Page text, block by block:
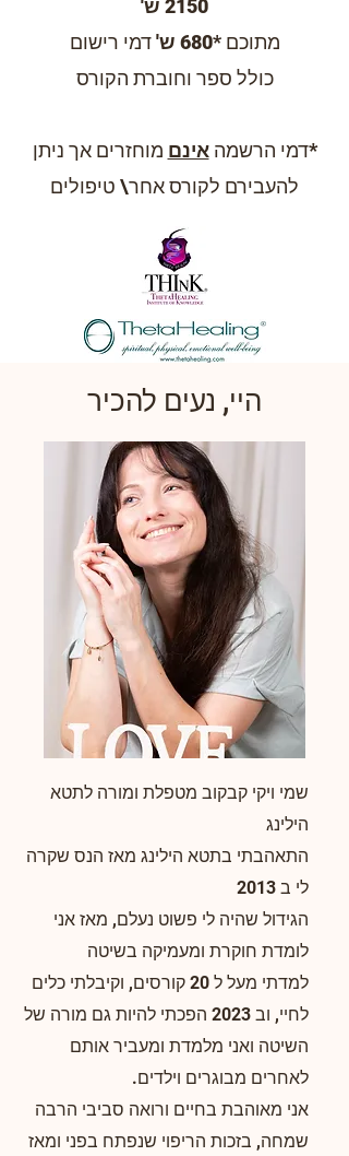
2150 ש'
מתוכם *680 ש'
דמי רישום
כולל ספר וחוברת הקורס
*דמי הרשמהאינם מוחזרים אך ניתן
להעבירם לקורס אחר\ טיפולים
היי, נעים להכיר
שמי ויקי קבקוב מטפלת ומורה לתטא
הילינג
התאהבתי בתטא הילינג מאז הנס שקרה
לי ב 2013
הגידול שהיה לי פשוט נעלם, מאז אני
לומדת חוקרת ומעמיקה בשיטה
למדתי מעל ל 20 קורסים, וקיבלתי כלים
לחיי, וב 2023 הפכתי להיות גם מורה של
השיטה ואני מלמדת ומעביר אותם
לאחרים מבוגרים וילדים.
אני מאוהבת בחיים ורואה סביבי הרבה
שמחה, בזכות הריפוי שנפתח בפני ומאז